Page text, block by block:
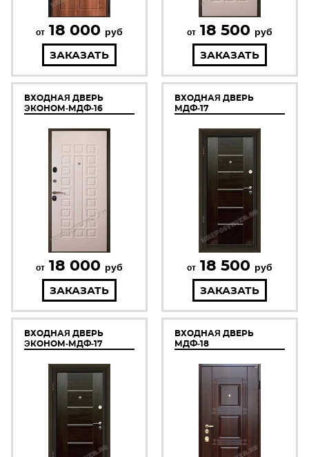
от 18 000 руб
ЗАКАЗАТЬ
от 18 500 руб
ЗАКАЗАТЬ
ВХОДНАЯ ДВЕРЬ
ЭКОНОМ-МДФ-16
от 18 000 руб
ЗАКАЗАТЬ
ВХОДНАЯ ДВЕРЬ
МДФ-17
от 18 500 руб
ЗАКАЗАТЬ
ВХОДНАЯ ДВЕРЬ
ЭКОНОМ-МДФ-17
ВХОДНАЯ ДВЕРЬ
МДФ-18